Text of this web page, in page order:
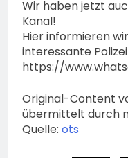
Wir haben jetzt
Kanal!
Hier informieren
interessante
https://
Original-Content
übermittelt durch
Quelle: ots